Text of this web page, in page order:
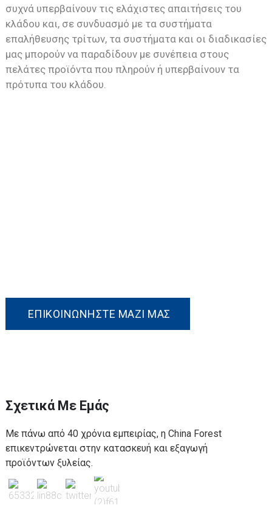
συχνά υπερβαίνουν τις ελάχιστες απαιτήσεις του
κλάδου και, σε συνδυασμό με τα συστήματα
επαλήθευσης τρίτων, τα συστήματα και οι διαδικασίες
μας μπορούν να παραδίδουν με συνέπεια στους
πελάτες προϊόντα που πληρούν ή υπερβαίνουν τα
πρότυπα του κλάδου.
ΕΠΙΚΟΙΝΩΝΉΣΤΕ ΜΑΖΊ ΜΑΣ
Σχετικά Με Εμάς
Με πάνω από 40 χρόνια εμπειρίας, η China Forest
επικεντρώνεται στην κατασκευή και εξαγωγή
προϊόντων ξυλείας.